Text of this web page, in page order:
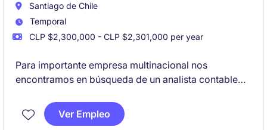
Santiago de Chile
Temporal
CLP $2,300,000 - CLP $2,301,000 per year
Para importante empresa multinacional nos
encontramos en búsqueda de un analista contable
posibilidad de extensión
Ver Empleo